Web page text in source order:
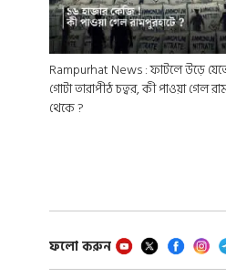
Rampurhat News : ফাটলে উড়ে
গোটা তারাপীঠ চত্বর, কী পাওয়া গেল
থেকে ?
ফলো করুন